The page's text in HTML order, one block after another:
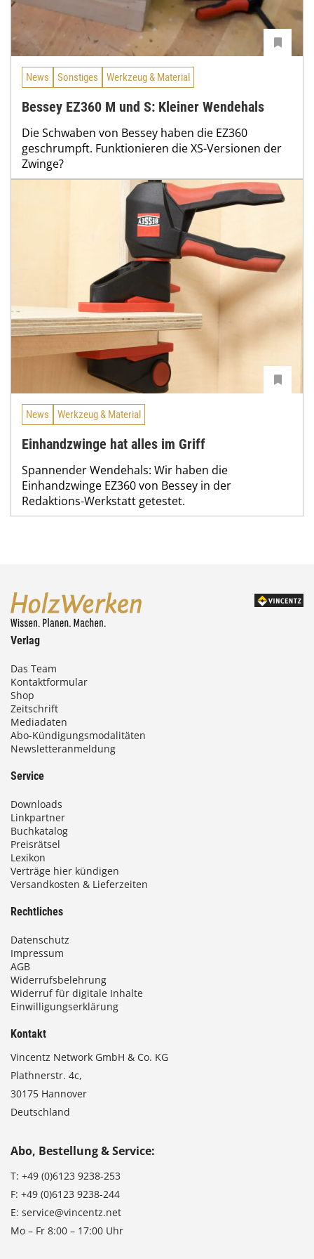
News Sonstiges Werkzeug & Material
Bessey EZ360 M und S: Kleiner Wendehals
Die Schwaben von Bessey haben die EZ360
geschrumpft. Funktionieren die XS-Versionen der
Zwinge?
News Werkzeug & Material
Einhandzwinge hat alles im Griff
Spannender Wendehals: Wir haben die
Einhandzwinge EZ360 von Bessey in der
Redaktions-Werkstatt getestet.
Verlag
Das Team
Kontaktformular
Shop
Zeitschrift
Mediadaten
Abo-Kündigungsmodalitäten
Newsletteranmeldung
Service
Downloads
Linkpartner
Buchkatalog
Preisrätsel
Lexikon
Verträge hier kündigen
Versandkosten & Lieferzeiten
Rechtliches
Datenschutz
Impressum
AGB
Widerrufsbelehrung
Widerruf für digitale Inhalte
Einwilligungserklärung
Kontakt
Vincentz Network GmbH & Co. KG
Plathnerstr. 4c,
30175 Hannover
Deutschland
Abo, Bestellung & Service:
T: +49 (0)6123 9238-253
F: +49 (0)6123 9238-244
E: service@vincentz.net
Mo – Fr 8:00 – 17:00 Uhr